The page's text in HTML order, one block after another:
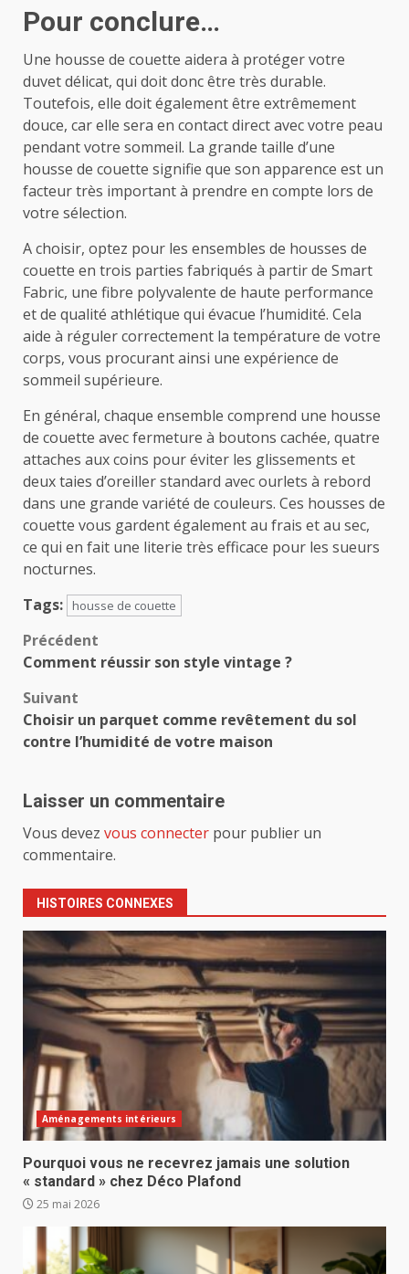
Pour conclure…
Une housse de couette aidera à protéger votre
duvet délicat, qui doit donc être très durable.
Toutefois, elle doit également être extrêmement
douce, car elle sera en contact direct avec votre peau
pendant votre sommeil. La grande taille d’une
housse de couette signifie que son apparence est un
facteur très important à prendre en compte lors de
votre sélection.
A choisir, optez pour les ensembles de housses de
couette en trois parties fabriqués à partir de Smart
Fabric, une fibre polyvalente de haute performance
et de qualité athlétique qui évacue l’humidité. Cela
aide à réguler correctement la température de votre
corps, vous procurant ainsi une expérience de
sommeil supérieure.
En général, chaque ensemble comprend une housse
de couette avec fermeture à boutons cachée, quatre
attaches aux coins pour éviter les glissements et
deux taies d’oreiller standard avec ourlets à rebord
dans une grande variété de couleurs. Ces housses de
couette vous gardent également au frais et au sec,
ce qui en fait une literie très efficace pour les sueurs
nocturnes.
Tags:
housse de couette
Navigation
Précédent
Comment réussir son style vintage ?
Suivant
Choisir un parquet comme revêtement du sol
contre l’humidité de votre maison
Laisser un commentaire
Vous devez vous connecter pour publier un
commentaire.
HISTOIRES CONNEXES
Aménagements intérieurs
Pourquoi vous ne recevrez jamais une solution
« standard » chez Déco Plafond
25 mai 2026